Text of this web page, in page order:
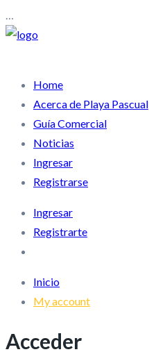
…
Home
Acerca de Playa Pascual
Guía Comercial
Noticias
Ingresar
Registrarse
Ingresar
Registrarte
Inicio
My account
Acceder